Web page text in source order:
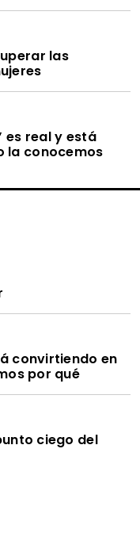
las
es real y está
la conocemos
convirtiendo en
por qué
ciego del